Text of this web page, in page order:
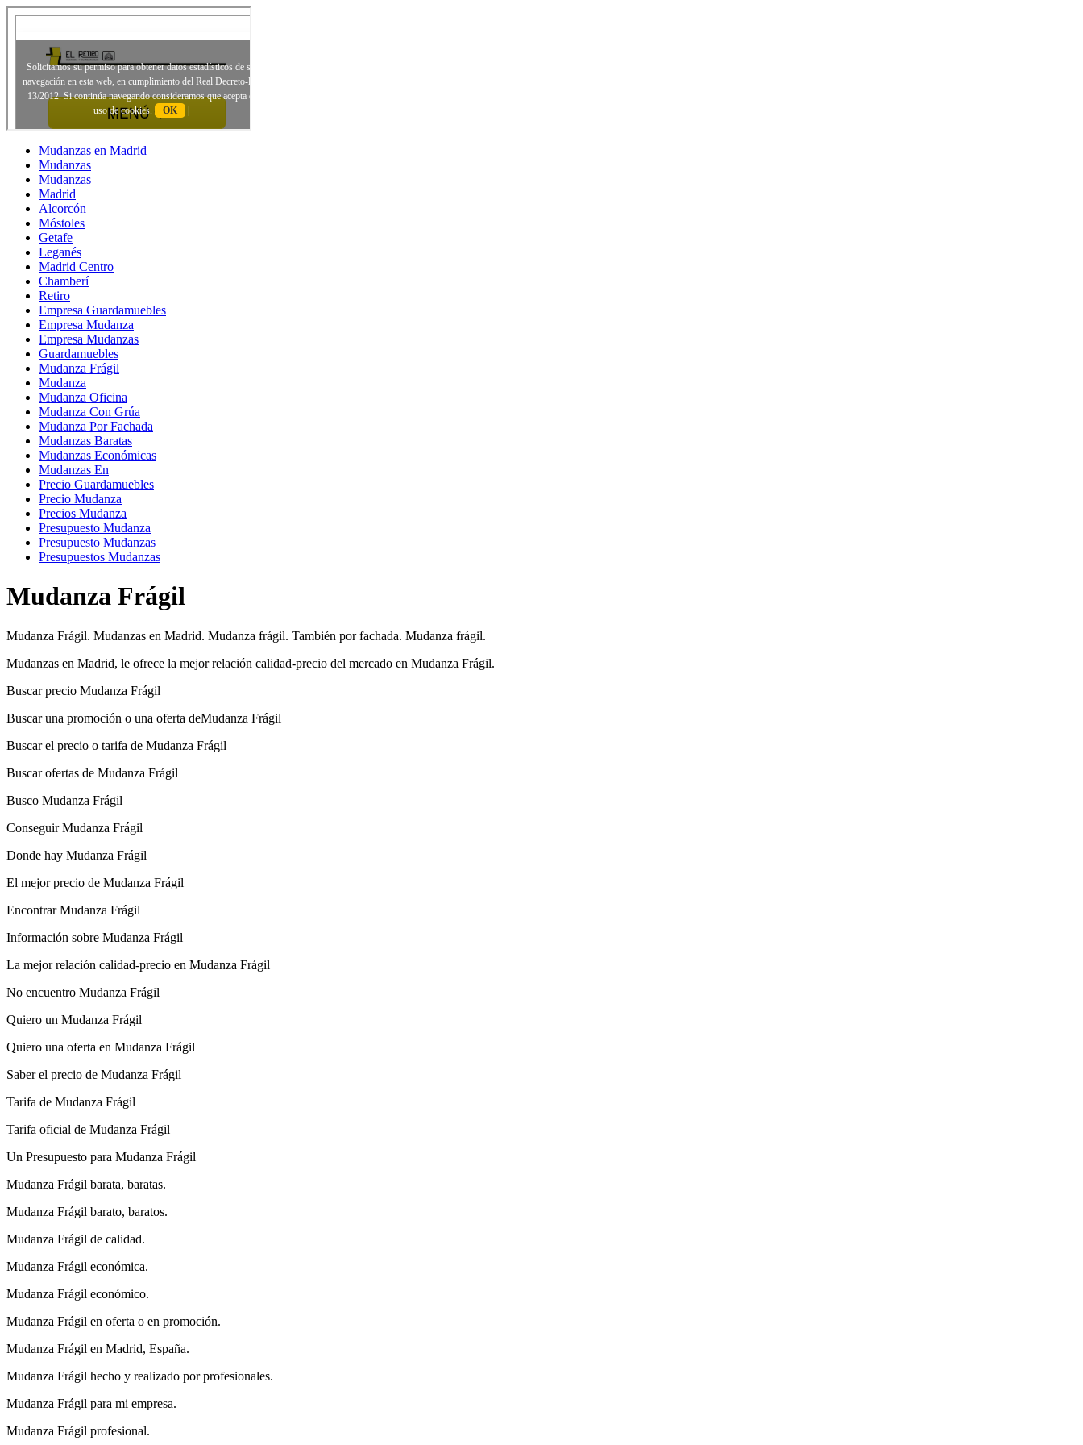
Mudanzas en Madrid
Mudanzas
Mudanzas
Madrid
Alcorcón
Móstoles
Getafe
Leganés
Madrid Centro
Chamberí
Retiro
Empresa Guardamuebles
Empresa Mudanza
Empresa Mudanzas
Guardamuebles
Mudanza Frágil
Mudanza
Mudanza Oficina
Mudanza Con Grúa
Mudanza Por Fachada
Mudanzas Baratas
Mudanzas Económicas
Mudanzas En
Precio Guardamuebles
Precio Mudanza
Precios Mudanza
Presupuesto Mudanza
Presupuesto Mudanzas
Presupuestos Mudanzas
Mudanza Frágil
Mudanza Frágil. Mudanzas en Madrid. Mudanza frágil. También por fachada. Mudanza frágil.
Mudanzas en Madrid, le ofrece la mejor relación calidad-precio del mercado en Mudanza Frágil.
Buscar precio Mudanza Frágil
Buscar una promoción o una oferta deMudanza Frágil
Buscar el precio o tarifa de Mudanza Frágil
Buscar ofertas de Mudanza Frágil
Busco Mudanza Frágil
Conseguir Mudanza Frágil
Donde hay Mudanza Frágil
El mejor precio de Mudanza Frágil
Encontrar Mudanza Frágil
Información sobre Mudanza Frágil
La mejor relación calidad-precio en Mudanza Frágil
No encuentro Mudanza Frágil
Quiero un Mudanza Frágil
Quiero una oferta en Mudanza Frágil
Saber el precio de Mudanza Frágil
Tarifa de Mudanza Frágil
Tarifa oficial de Mudanza Frágil
Un Presupuesto para Mudanza Frágil
Mudanza Frágil barata, baratas.
Mudanza Frágil barato, baratos.
Mudanza Frágil de calidad.
Mudanza Frágil económica.
Mudanza Frágil económico.
Mudanza Frágil en oferta o en promoción.
Mudanza Frágil en Madrid, España.
Mudanza Frágil hecho y realizado por profesionales.
Mudanza Frágil para mi empresa.
Mudanza Frágil profesional.